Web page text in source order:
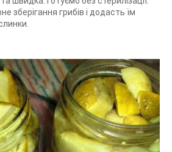
зберігання грибів і додасть їм